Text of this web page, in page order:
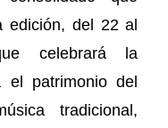
edición, del 22 al
celebrará la
el patrimonio del
tradicional,